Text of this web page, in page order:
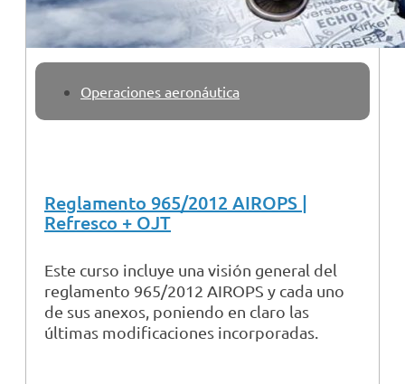
Operaciones aeronáutica
Reglamento 965/2012 AIROPS |
Refresco + OJT
Este curso incluye una visión general del
reglamento 965/2012 AIROPS y cada uno
de sus anexos, poniendo en claro las
últimas modificaciones incorporadas.